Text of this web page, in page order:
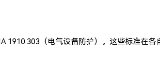
1910.303（电气设备防护）。这些标准在各